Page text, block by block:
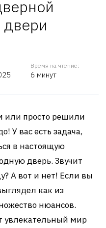
Время на чтение:
6 минут
или просто решили
У вас есть задача,
в настоящую
дверь. Звучит
А вот и нет! Если вы
как из
нюансов.
увлекательный мир